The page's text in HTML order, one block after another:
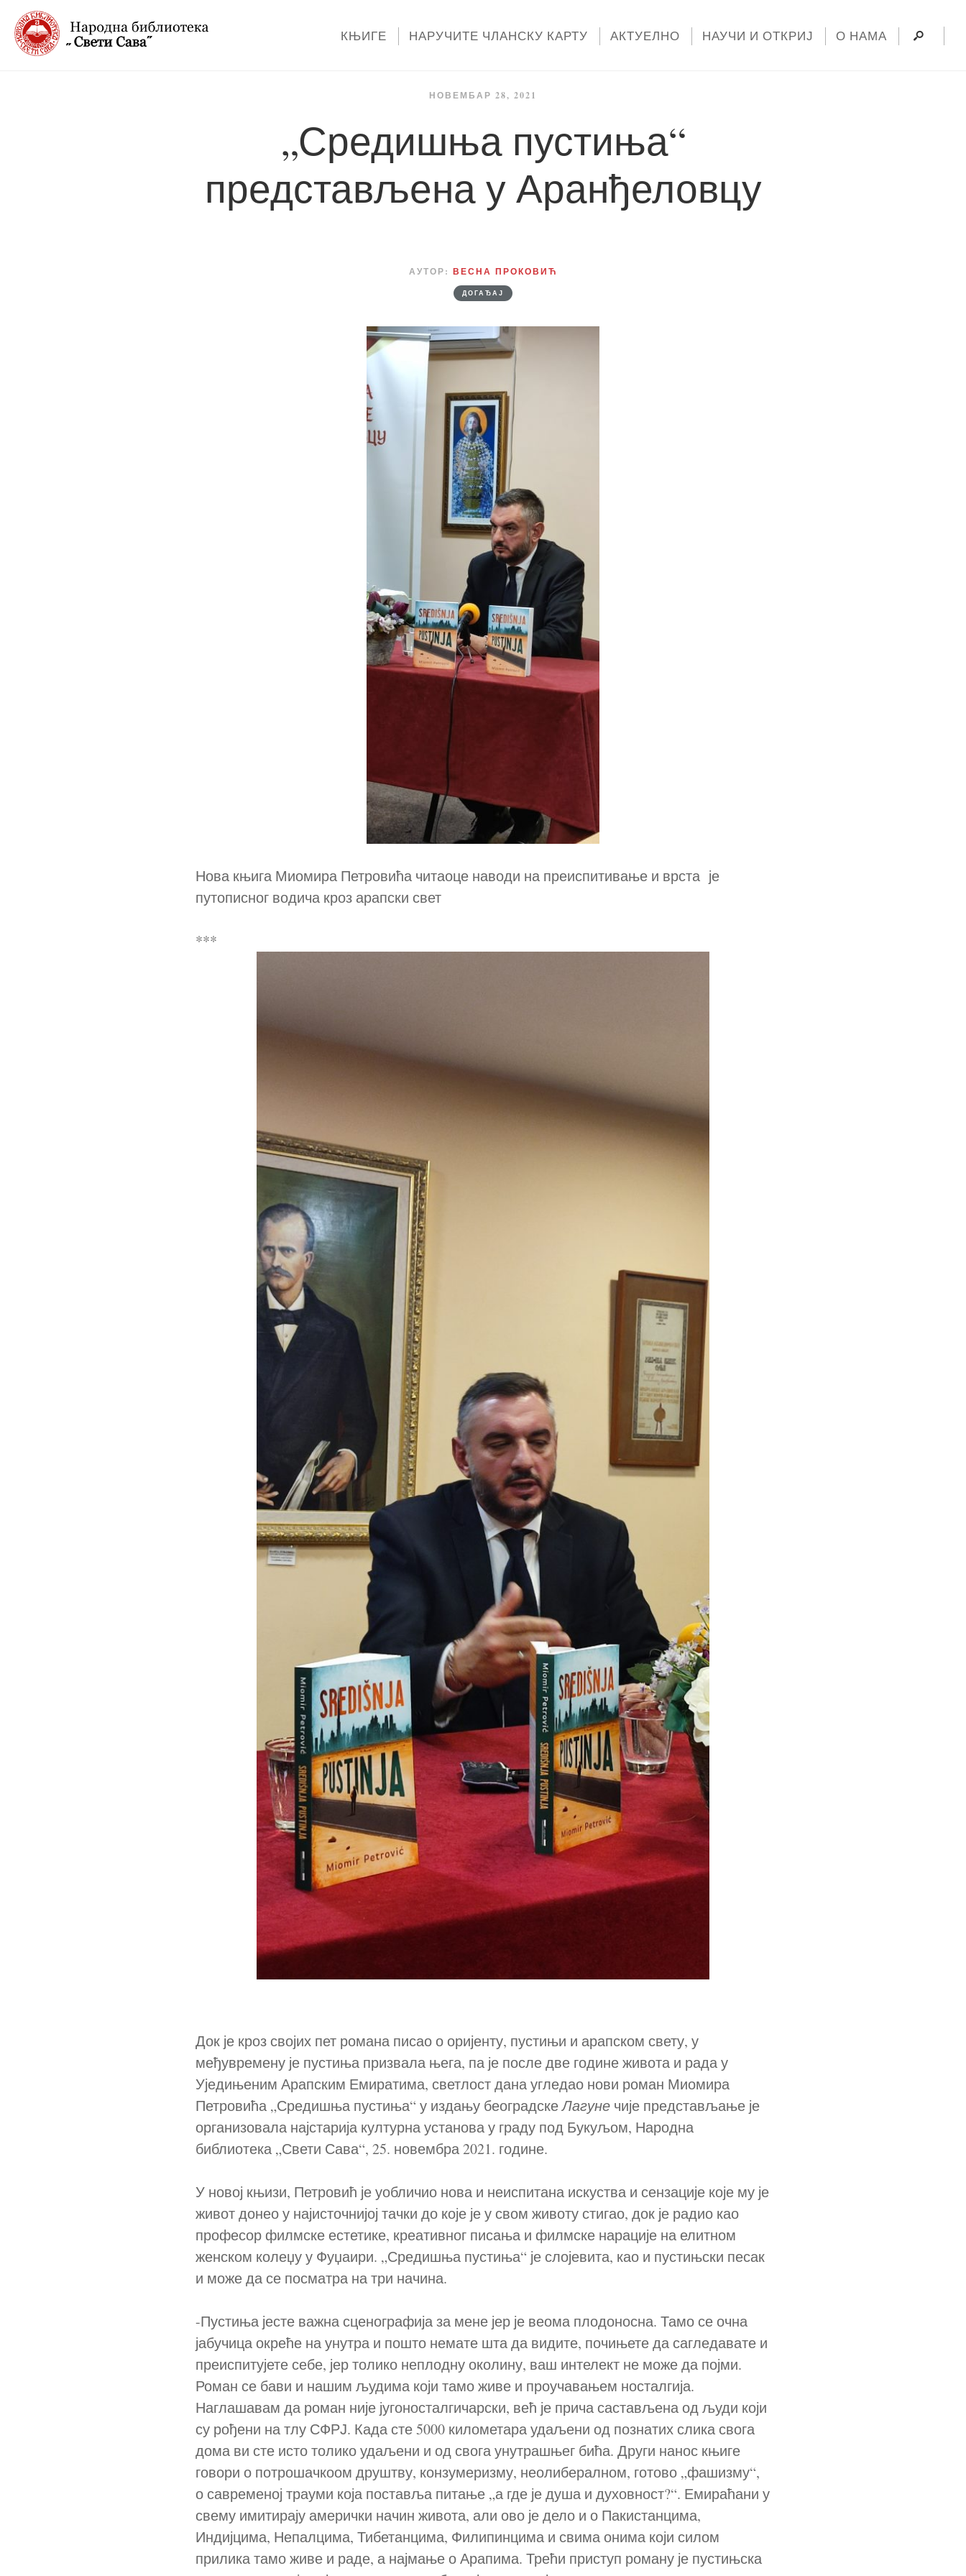
КЊИГЕ НАРУЧИТЕ ЧЛАНСКУ КАРТУ АКТУЕЛНО НАУЧИ И ОТКРИЈ О НАМА
НОВЕМБАР 28, 2021
„Средишња пустиња“
представљена у Аранђеловцу
АУТОР: ВЕСНА ПРОКОВИЋ
ДОГАЂАЈ
Нова књига Миомира Петровића читаоце наводи на преиспитивање и врста је
путописног водича кроз арапски свет
***
Док је кроз својих пет романа писао о оријенту, пустињи и арапском свету, у
међувремену је пустиња призвала њега, па је после две године живота и рада у
Уједињеним Арапским Емиратима, светлост дана угледао нови роман Миомира
Петровића „Средишња пустиња“ у издању београдскеЛагуне чије представљање је
организовала најстарија културна установа у граду под Букуљом, Народна
библиотека „Свети Сава“, 25. новембра 2021. године.
У новој књизи, Петровић је уобличио нова и неиспитана искуства и сензације које му је
живот донео у најисточнијој тачки до које је у свом животу стигао, док је радио као
професор филмске естетике, креативног писања и филмске нарације на елитном
женском колеџу у Фуџаири. „Средишња пустиња“ је слојевита, као и пустињски песак
и може да се посматра на три начина.
-Пустиња јесте важна сценографија за мене јер је веома плодоносна. Тамо се очна
јабучица окреће на унутра и пошто немате шта да видите, почињете да сагледавате и
преиспитујете себе, јер толико неплодну околину, ваш интелект не може да појми.
Роман се бави и нашим људима који тамо живе и проучавањем носталгија.
Наглашавам да роман није југоносталгичарски, већ је прича састављена од људи који
су рођени на тлу СФРЈ. Када сте 5000 километара удаљени од познатих слика свога
дома ви сте исто толико удаљени и од свога унутрашњег бића. Други нанос књиге
говори о потрошачкоом друштву, конзумеризму, неолибералном, готово „фашизму“,
о савременој трауми која поставља питање „а где је душа и духовност?“. Емираћани у
свему имитирају амерички начин живота, али ово је дело и о Пакистанцима,
Индијцима, Непалцима, Тибетанцима, Филипинцима и свима онима који силом
прилика тамо живе и раде, а најмање о Арапима. Трећи приступ роману је пустињска